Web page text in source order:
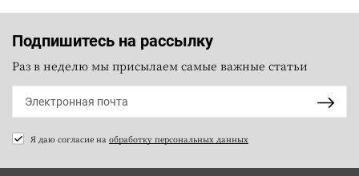
Подпишитесь на рассылку
Раз в неделю мы присылаем самые важные статьи
Я даю согласие на обработку персональных данных